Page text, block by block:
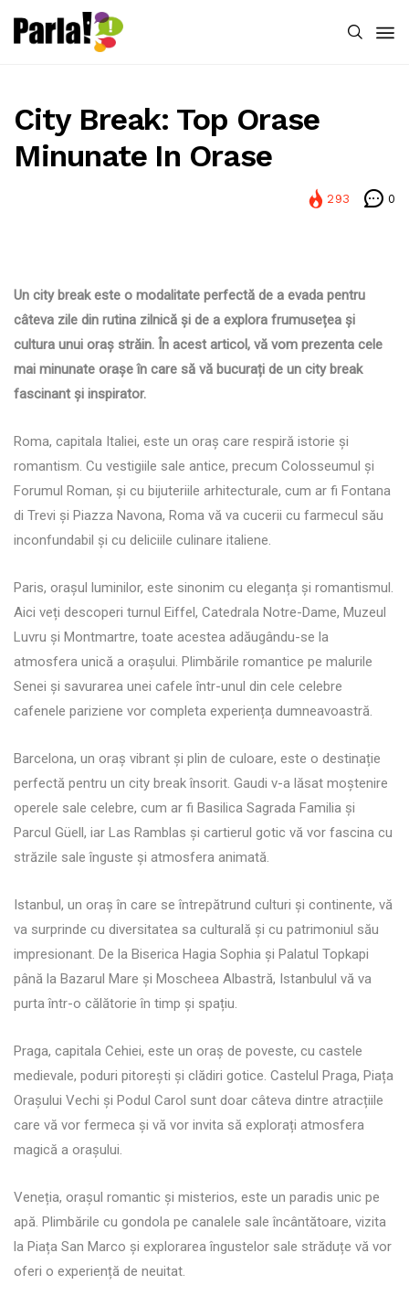
City Break: Top Orase
Minunate In Orase
293 0
Un city break este o modalitate perfectă de a evada pentru
câteva zile din rutina zilnică și de a explora frumusețea și
cultura unui oraș străin. În acest articol, vă vom prezenta cele
mai minunate orașe în care să vă bucurați de un city break
fascinant și inspirator.
Roma, capitala Italiei, este un oraș care respiră istorie și
romantism. Cu vestigiile sale antice, precum Colosseumul și
Forumul Roman, și cu bijuteriile arhitecturale, cum ar fi Fontana
di Trevi și Piazza Navona, Roma vă va cucerii cu farmecul său
inconfundabil și cu deliciile culinare italiene.
Paris, orașul luminilor, este sinonim cu eleganța și romantismul.
Aici veți descoperi turnul Eiffel, Catedrala Notre-Dame, Muzeul
Luvru și Montmartre, toate acestea adăugându-se la
atmosfera unică a orașului. Plimbările romantice pe malurile
Senei și savurarea unei cafele într-unul din cele celebre
cafenele pariziene vor completa experiența dumneavoastră.
Barcelona, un oraș vibrant și plin de culoare, este o destinație
perfectă pentru un city break însorit. Gaudi v-a lăsat moștenire
operele sale celebre, cum ar fi Basilica Sagrada Familia și
Parcul Güell, iar Las Ramblas și cartierul gotic vă vor fascina cu
străzile sale înguste și atmosfera animată.
Istanbul, un oraș în care se întrepătrund culturi și continente, vă
va surprinde cu diversitatea sa culturală și cu patrimoniul său
impresionant. De la Biserica Hagia Sophia și Palatul Topkapi
până la Bazarul Mare și Moscheea Albastră, Istanbulul vă va
purta într-o călătorie în timp și spațiu.
Praga, capitala Cehiei, este un oraș de poveste, cu castele
medievale, poduri pitorești și clădiri gotice. Castelul Praga, Piața
Orașului Vechi și Podul Carol sunt doar câteva dintre atracțiile
care vă vor fermeca și vă vor invita să explorați atmosfera
magică a orașului.
Veneția, orașul romantic și misterios, este un paradis unic pe
apă. Plimbările cu gondola pe canalele sale încântătoare, vizita
la Piața San Marco și explorarea îngustelor sale străduțe vă vor
oferi o experiență de neuitat.